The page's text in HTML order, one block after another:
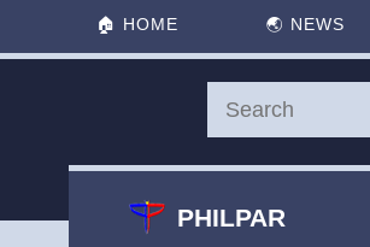
🏠 HOME 🌏 NEWS
PHILPAR